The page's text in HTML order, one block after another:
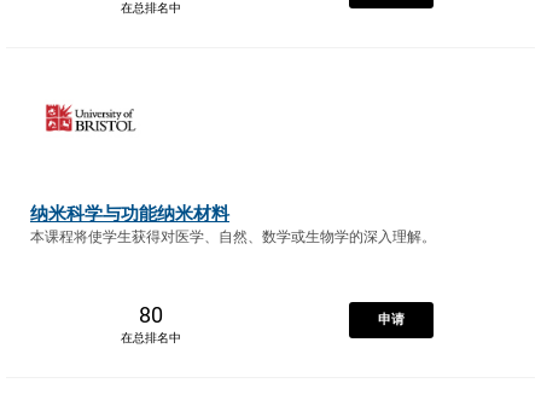
在总排名中
纳米科学与功能纳米材料
本课程将使学生获得对医学、自然、数学或生物学的深入理解。
80
在总排名中
申请